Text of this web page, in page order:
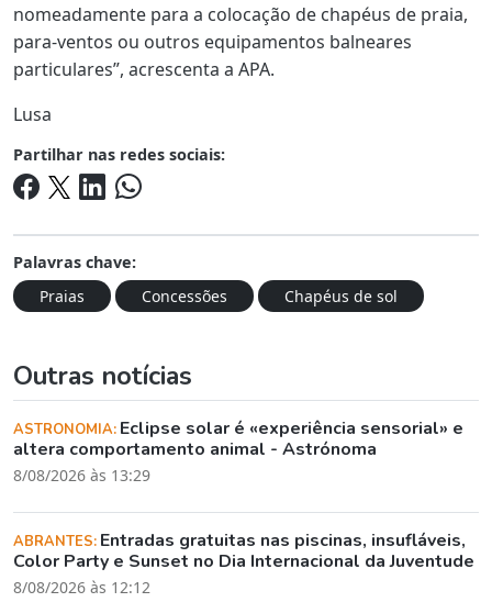
nomeadamente para a colocação de chapéus de praia,
para-ventos ou outros equipamentos balneares
particulares”, acrescenta a APA.
Lusa
Partilhar nas redes sociais:
Palavras chave:
Praias
Concessões Chapéus de sol
Outras notícias
ASTRONOMIA: Eclipse solar é «experiência sensorial» e
altera comportamento animal - Astrónoma
8/08/2026 às 13:29
ABRANTES: Entradas gratuitas nas piscinas, insufláveis,
Color Party e Sunset no Dia Internacional da Juventude
8/08/2026 às 12:12